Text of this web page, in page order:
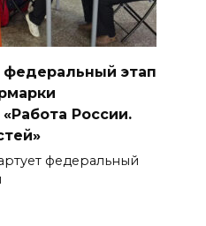
этап
России.
федеральный